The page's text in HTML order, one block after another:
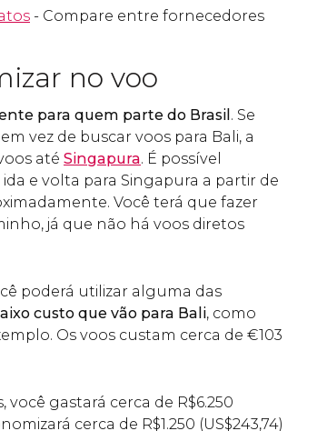
- Compare entre fornecedores
no voo
para quem parte do Brasil . Se
vez de buscar voos para Bali, a
até Singapura. É possível
e volta para Singapura a partir de
Você terá que fazer
já que não há voos diretos
poderá utilizar alguma das
custo que vão para Bali, como
Os voos custam cerca de €103
você gastará cerca de R$6.250
cerca de R$1.250 (US$243,74)